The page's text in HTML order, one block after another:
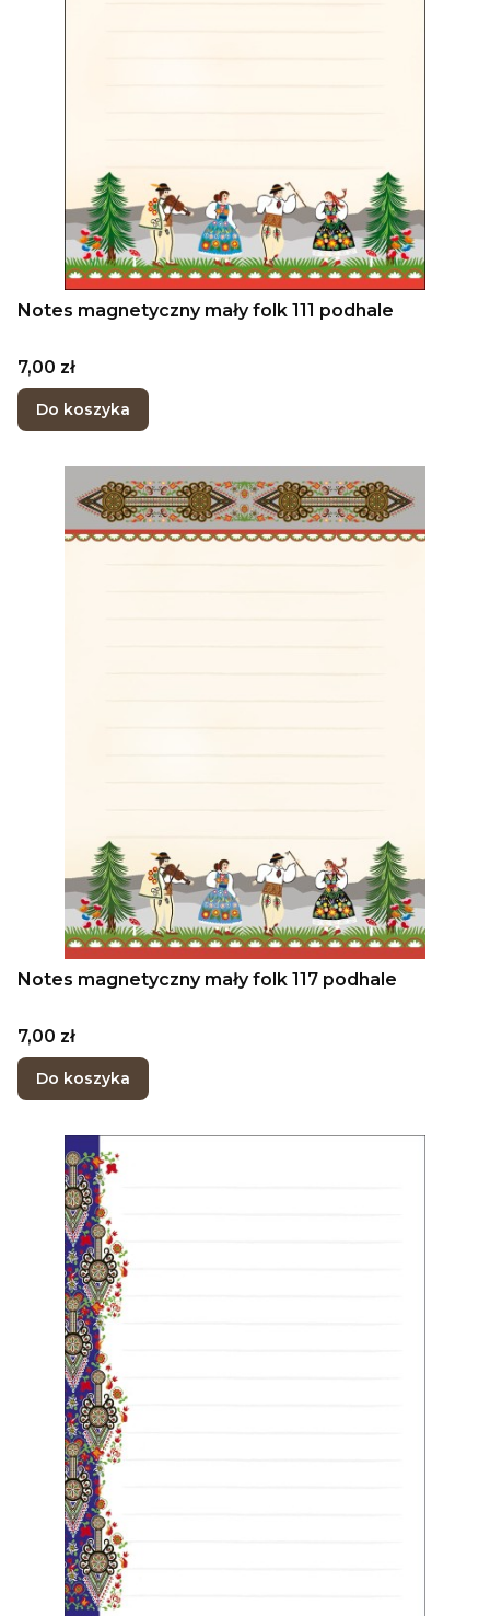
Notes magnetyczny mały folk 111 podhale
Cena
7,00 zł
Do koszyka
Notes magnetyczny mały folk 117 podhale
Cena
7,00 zł
Do koszyka